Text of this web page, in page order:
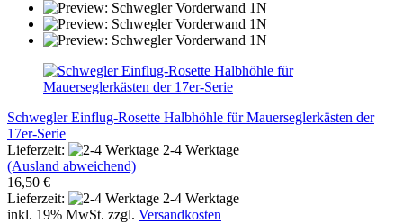
Schwegler Einflug-Rosette Halbhöhle für Mauerseglerkästen der
17er-Serie
Lieferzeit:
2-4 Werktage
(Ausland abweichend)
16,50 €
Lieferzeit:
2-4 Werktage
inkl. 19% MwSt. zzgl. Versandkosten